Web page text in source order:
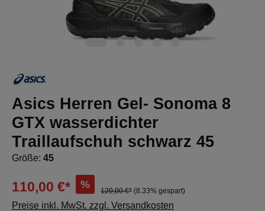
Asics Herren Gel- Sonoma 8
GTX wasserdichter
Traillaufschuh schwarz 45
Größe: 45
110,00 €* %
120,00 €* (8.33% gespart)
Preise inkl. MwSt. zzgl. Versandkosten